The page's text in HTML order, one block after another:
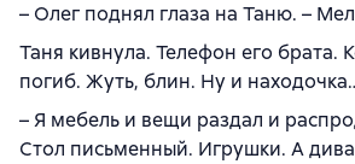
– Олег поднял глаза на Таню. –
Таня кивнула. Телефон его брата.
погиб. Жуть, блин. Ну и
– Я мебель и вещи раздал и
Стол письменный. Игрушки. А